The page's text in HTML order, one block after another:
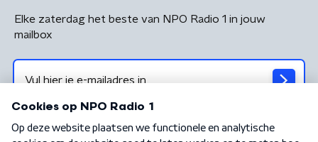
Elke zaterdag het beste van NPO Radio 1 in jouw
mailbox